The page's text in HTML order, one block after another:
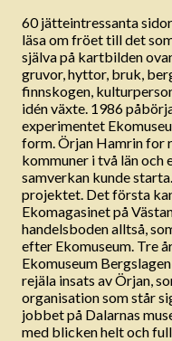
60 jätteintressanta
läsa om fröet till det
själva på kartbilden
gruvor, hyttor, bruk,
finnskogen,
idén växte. 1986
experimentet
form. Örjan Hamrin for
kommuner i två län
samverkan kunde
projektet. Det första
Ekomagasinet på
handelsboden alltså,
efter Ekomuseum. Tre
Ekomuseum
rejäla insats av Örjan,
organisation som står
jobbet på Dalarnas
med blicken helt och